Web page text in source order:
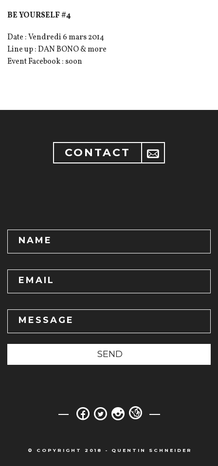
BE YOURSELF #4
Date : Vendredi 6 mars 2014
Line up : DAN BONO & more
Event Facebook : soon
CONTACT
NAME
EMAIL
MESSAGE
SEND
© COPYRIGHT 2018 - QUENTIN SCHNEIDER